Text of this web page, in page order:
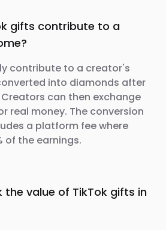
gifts contribute to a
contribute to a creator's
into diamonds after
can then exchange
real money. The conversion
a platform fee where
of the earnings.
the value of TikTok gifts in